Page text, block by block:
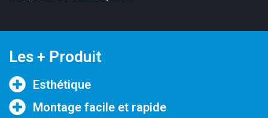
Les + Produit
Esthétique
Montage facile et rapide